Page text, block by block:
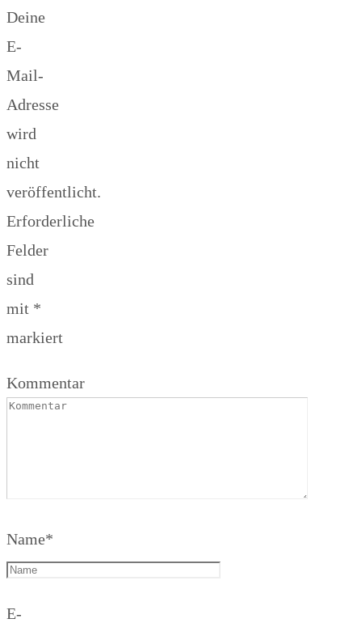
Deine
E-
Mail-
Adresse
wird
nicht
veröffentlicht.
Erforderliche
Felder
sind
mit *
markiert
Kommentar
Name*
E-